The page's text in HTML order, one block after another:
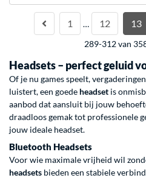
1 … 12 13
289-312 van
Headsets – perfect geluid
Of je nu games speelt,
luistert, een goede headset is
aanbod dat aansluit bij jouw
draadloos gemak tot professionele
jouw ideale headset.
Bluetooth Headsets
Voor wie maximale vrijheid wil
headsets bieden een stabiele